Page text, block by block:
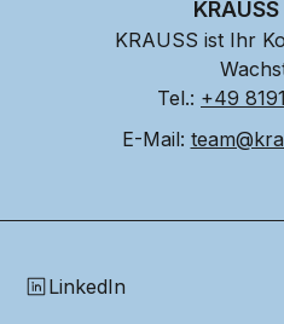
KRAUSS ist Ihr
Tel.: +49
E-Mail:
LinkedIn